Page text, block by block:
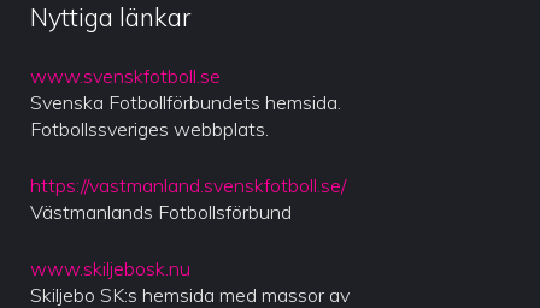
Nyttiga länkar
www.svenskfotboll.se
Svenska Fotbollförbundets hemsida.
Fotbollssveriges webbplats.
https://vastmanland.svenskfotboll.se/
Västmanlands Fotbollsförbund
www.skiljebosk.nu
Skiljebo SK:s hemsida med massor av